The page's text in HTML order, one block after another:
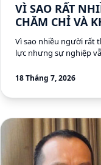
VÌ SAO RẤT
CHĂM CHỈ VÀ
NHƯNG SỰ
Vì sao nhiều người rất
lực nhưng sự nghiệp
18 Tháng 7, 2026